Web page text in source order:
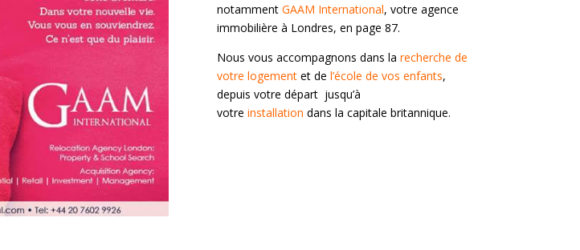
notamment GAAM International, votre agence
immobilière à Londres, en page 87.
Nous vous accompagnons dans la recherche de
votre logement et de l’école de vos enfants,
depuis votre départ jusqu’à
votre installation dans la capitale britannique.